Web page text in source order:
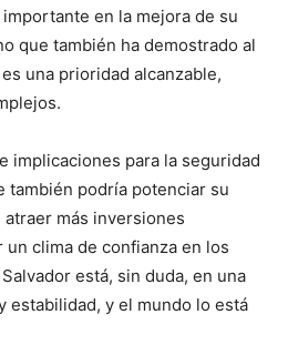
en la mejora de su
que también ha demostrado al
una prioridad alcanzable,
implicaciones para la seguridad
también podría potenciar su
más inversiones
clima de confianza en los
está, sin duda, en una
estabilidad, y el mundo lo está